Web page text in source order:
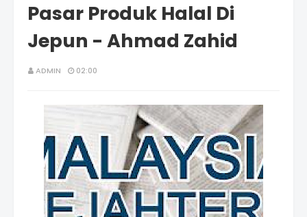
Pasar Produk Halal Di
Jepun - Ahmad Zahid
ADMIN 02:00